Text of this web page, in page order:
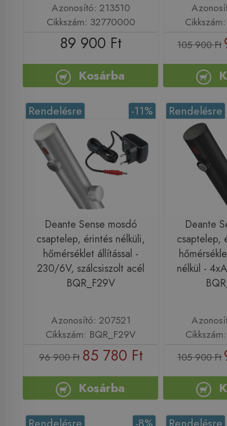
Azonosító: 213510
Cikkszám: 32770000
89 900 Ft
Kosárba
105 900 Ft
-11%
Rendelésre
Deante Sense mosdó
csaptelep, érintés nélküli,
hőmérséklet állítással -
230/6V, szálcsiszolt acél
BQR_F29V
Azonosító: 207521
Cikkszám: BQR_F29V
96 900 Ft 85 780 Ft
Kosárba
Rendelésre
Deante
csaptelep,
nélkül -
105 900 Ft